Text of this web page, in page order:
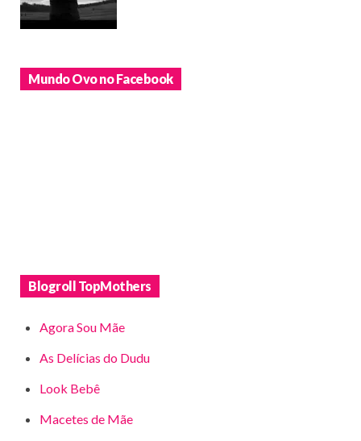
Mundo Ovo no Facebook
Blogroll TopMothers
Agora Sou Mãe
As Delícias do Dudu
Look Bebê
Macetes de Mãe